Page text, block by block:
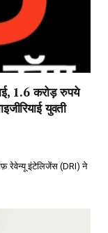
1.6 करोड़ रुपये
युवती
रेवेन्यू इंटेलिजेंस (DRI) ने